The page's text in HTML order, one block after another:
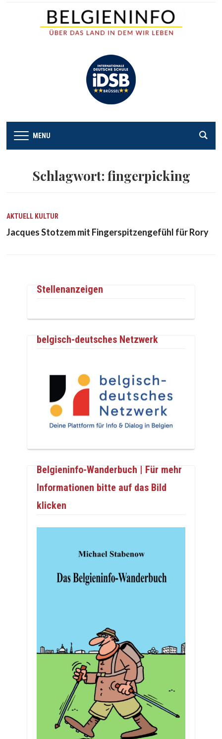
MENU
Schlagwort: fingerpicking
AKTUELL KULTUR
Jacques Stotzem mit Fingerspitzengefühl für Rory
Stellenanzeigen
belgisch-deutsches Netzwerk
Belgieninfo-Wanderbuch | Für mehr
Informationen bitte auf das Bild
klicken